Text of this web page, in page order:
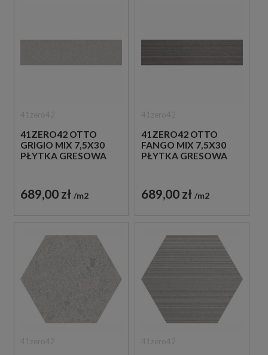
41ZERO42 OTTO
GRIGIO MIX 7,5X30
PŁYTKA GRESOWA
689,00 zł m2
41ZERO42 OTTO
FANGO MIX 7,5X30
PŁYTKA GRESOWA
689,00 zł m2